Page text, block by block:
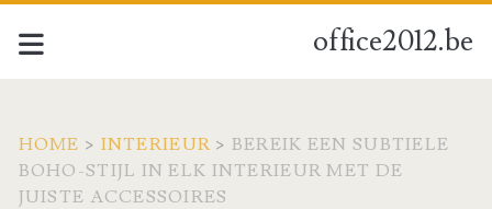
office2012.be
HOME > INTERIEUR > BEREIK EEN SUBTIELE
BOHO-STIJL IN ELK INTERIEUR MET DE
JUISTE ACCESSOIRES